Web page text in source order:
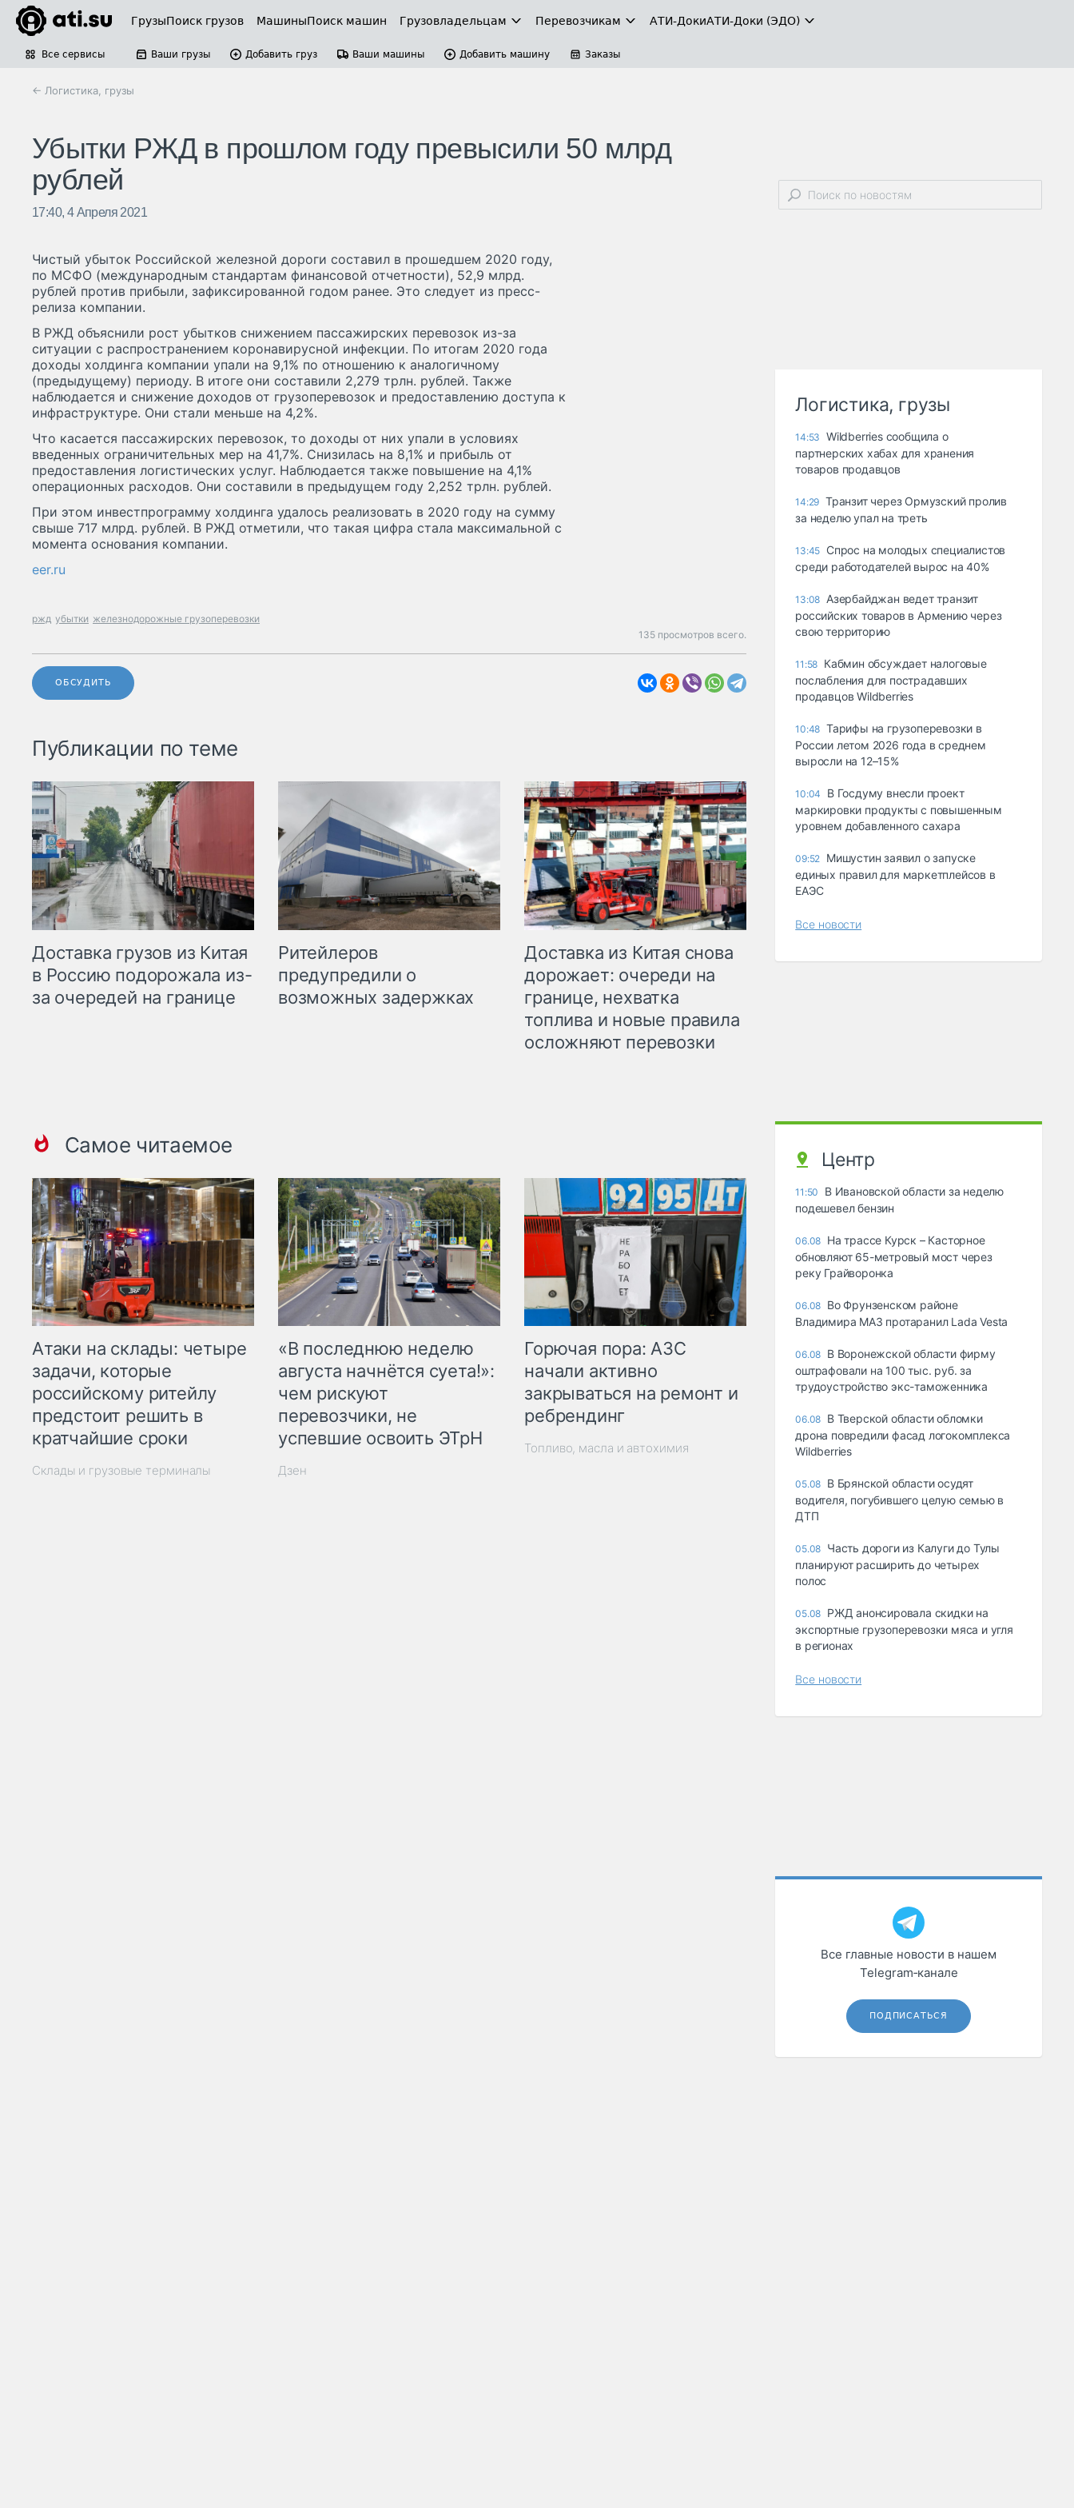
ГрузыПоиск грузов МашиныПоиск машин Грузовладельцам Перевозчикам АТИ-ДокиАТИ-Доки (ЭДО)
Все сервисы Ваши грузы Добавить груз Ваши машины Добавить машину Заказы
← Логистика, грузы
Убытки РЖД в прошлом году превысили 50 млрд
рублей
17:40, 4 Апреля 2021
Чистый убыток Российской железной дороги составил в прошедшем 2020 году,
по МСФО (международным стандартам финансовой отчетности), 52,9 млрд.
рублей против прибыли, зафиксированной годом ранее. Это следует из пресс-
релиза компании.
В РЖД объяснили рост убытков снижением пассажирских перевозок из-за
ситуации с распространением коронавирусной инфекции. По итогам 2020 года
доходы холдинга компании упали на 9,1% по отношению к аналогичному
(предыдущему) периоду. В итоге они составили 2,279 трлн. рублей. Также
наблюдается и снижение доходов от грузоперевозок и предоставлению доступа к
инфраструктуре. Они стали меньше на 4,2%.
Что касается пассажирских перевозок, то доходы от них упали в условиях
введенных ограничительных мер на 41,7%. Снизилась на 8,1% и прибыль от
предоставления логистических услуг. Наблюдается также повышение на 4,1%
операционных расходов. Они составили в предыдущем году 2,252 трлн. рублей.
При этом инвестпрограмму холдинга удалось реализовать в 2020 году на сумму
свыше 717 млрд. рублей. В РЖД отметили, что такая цифра стала максимальной с
момента основания компании.
eer.ru
ржд убытки железнодорожные грузоперевозки
135 просмотров всего.
ОБСУДИТЬ
Публикации по теме
Доставка грузов из Китая
в Россию подорожала из-
за очередей на границе
Ритейлеров
предупредили о
возможных задержках
Доставка из Китая снова
дорожает: очереди на
границе, нехватка
топлива и новые правила
осложняют перевозки
Самое читаемое
Атаки на склады: четыре
задачи, которые
российскому ритейлу
предстоит решить в
кратчайшие сроки
Склады и грузовые терминалы
«В последнюю неделю
августа начнётся суета!»:
чем рискуют
перевозчики, не
успевшие освоить ЭТрН
Дзен
Горючая пора: АЗС
начали активно
закрываться на ремонт и
ребрендинг
Топливо, масла и автохимия
Логистика, грузы
14:53
Wildberries сообщила о
партнерских хабах для хранения
товаров продавцов
14:29 Транзит через Ормузский пролив
за неделю упал на треть
13:45 Спрос на молодых специалистов
среди работодателей вырос на 40%
13:08 Азербайджан ведет транзит
российских товаров в Армению через
свою территорию
11:58 Кабмин обсуждает налоговые
послабления для пострадавших
продавцов Wildberries
10:48 Тарифы на грузоперевозки в
России летом 2026 года в среднем
выросли на 12–15%
10:04
В Госдуму внесли проект
маркировки продукты с повышенным
уровнем добавленного сахара
09:52 Мишустин заявил о запуске
единых правил для маркетплейсов в
ЕАЭС
Все новости
Центр
11:50
В Ивановской области за неделю
подешевел бензин
06.08 На трассе Курск – Касторное
обновляют 65-метровый мост через
реку Грайворонка
06.08 Во Фрунзенском районе
Владимира МАЗ протаранил Lada Vesta
06.08 В Воронежской области фирму
оштрафовали на 100 тыс. руб. за
трудоустройство экс-таможенника
06.08 В Тверской области обломки
дрона повредили фасад логокомплекса
Wildberries
05.08 В Брянской области осудят
водителя, погубившего целую семью в
ДТП
05.08 Часть дороги из Калуги до Тулы
планируют расширить до четырех
полос
05.08 РЖД анонсировала скидки на
экспортные грузоперевозки мяса и угля
в регионах
Все новости
Все главные новости в нашем
Telegram‑канале
ПОДПИСАТЬСЯ